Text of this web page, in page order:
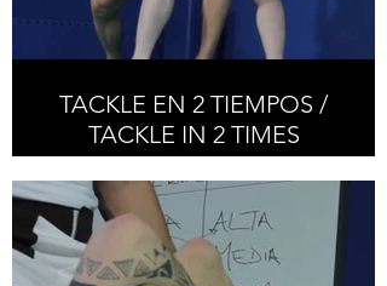
TACKLE EN 2 TIEMPOS /
TACKLE IN 2 TIMES